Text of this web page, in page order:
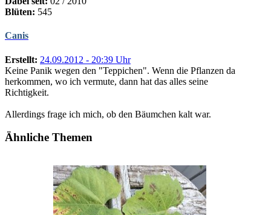
Blüten: 545
Canis
Erstellt: 24.09.2012 - 20:39 Uhr
Keine Panik wegen den "Teppichen". Wenn die Pflanzen da
herkommen, wo ich vermute, dann hat das alles seine
Richtigkeit.
Allerdings frage ich mich, ob den Bäumchen kalt war.
Ähnliche Themen